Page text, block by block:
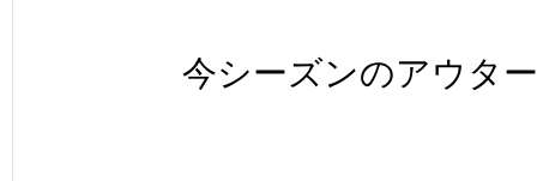
今シーズンのアウタ